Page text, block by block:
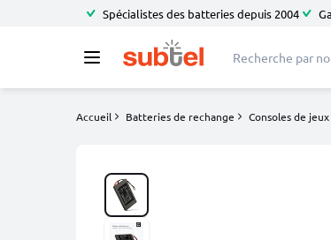
Spécialistes des batteries depuis 2004
Accueil Batteries de rechange Consoles de jeux